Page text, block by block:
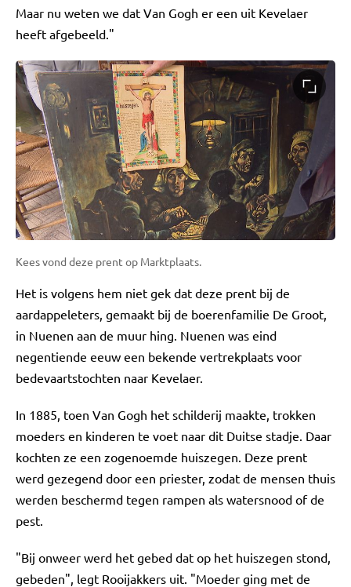
Maar nu weten we dat Van Gogh er een uit Kevelaer
heeft afgebeeld."
Kees vond deze prent op Marktplaats.
Het is volgens hem niet gek dat deze prent bij de
aardappeleters, gemaakt bij de boerenfamilie De Groot,
in Nuenen aan de muur hing. Nuenen was eind
negentiende eeuw een bekende vertrekplaats voor
bedevaartstochten naar Kevelaer.
In 1885, toen Van Gogh het schilderij maakte, trokken
moeders en kinderen te voet naar dit Duitse stadje. Daar
kochten ze een zogenoemde huiszegen. Deze prent
werd gezegend door een priester, zodat de mensen thuis
werden beschermd tegen rampen als watersnood of de
pest.
"Bij onweer werd het gebed dat op het huiszegen stond,
gebeden", legt Rooijakkers uit. "Moeder ging met de